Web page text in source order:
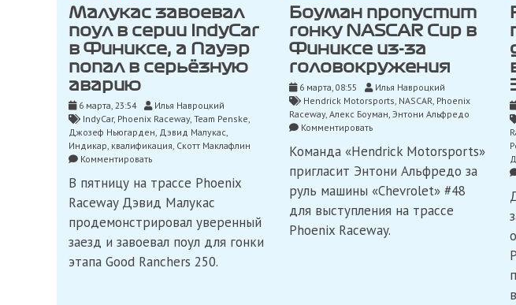
Малукас завоевал
поул в серии IndyCar
в Финиксе, а Пауэр
попал в серьёзную
аварию
6 марта, 23:54
Илья Навроцкий
IndyCar, Phoenix Raceway, Team Penske,
Джозеф Ньюгарден, Дэвид Малукас,
Индикар, квалификация, Скотт Маклафлин
Комментироватьon
завоевал
поул
в
серии
IndyCar
Финиксе,
В пятницу на трассе Phoenix
Raceway Дэвид Малукас
продемонстрировал уверенный
заезд и завоевал поул для гонки
этапа Good Ranchers 250.
Боуман пропустит
гонку NASCAR Cup в
Финиксе из-за
головокружения
6 марта, 08:55
Илья Навроцкий
Hendrick Motorsports, NASCAR, Phoenix
Raceway, Алекс Боуман, Энтони Альфредо
Комментироватьon
пропустит
гонку
Cup
в
из-
Команда «Hendrick Motorsports»
пригласит Энтони Альфредо за
руль машины «Chevrolet» #48
для выступления на трассе
Phoenix Raceway.